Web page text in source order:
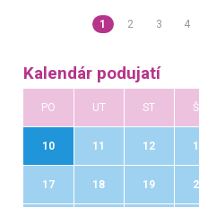
1 2 3 4
Kalendár podujatí
PO UT ST
10 11 12
17 18 19